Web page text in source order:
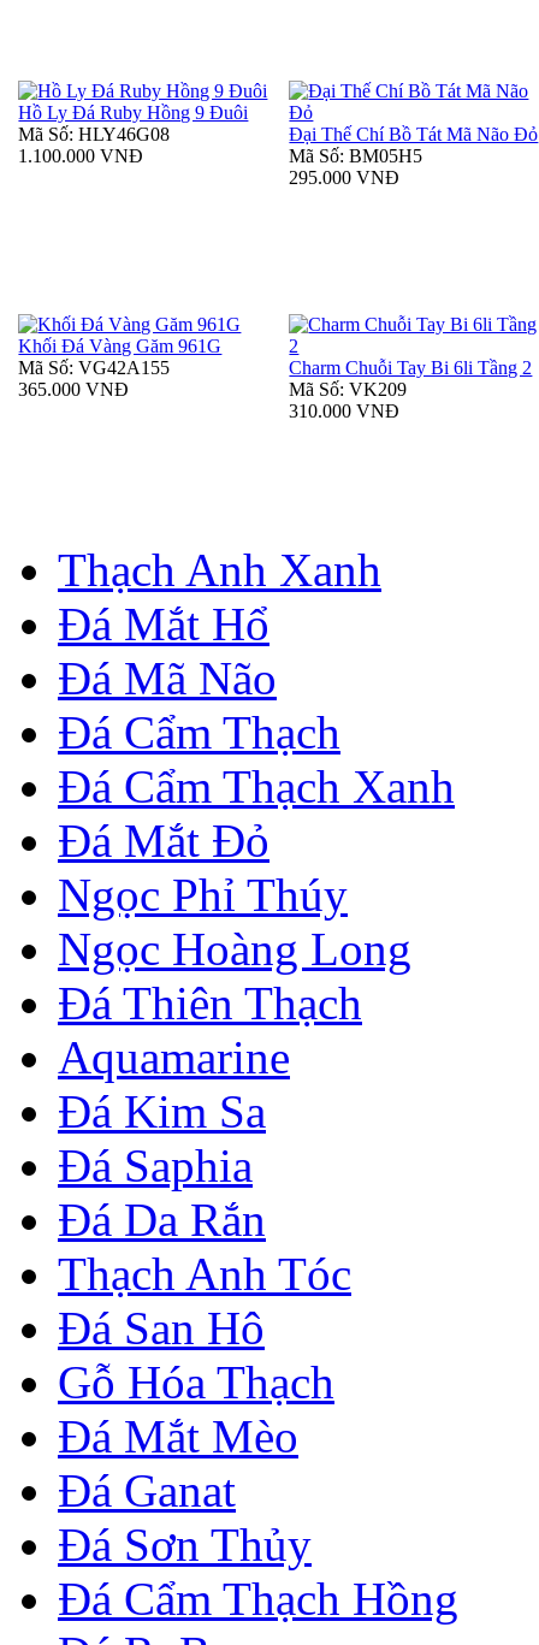
Hồ Ly Đá Ruby Hồng 9 Đuôi
Mã Số: HLY46G08
1.100.000 VNĐ
Đại Thế Chí Bồ Tát Mã Não Đỏ
Mã Số: BM05H5
295.000 VNĐ
Khối Đá Vàng Găm 961G
Mã Số: VG42A155
365.000 VNĐ
Charm Chuỗi Tay Bi 6li Tầng 2
Mã Số: VK209
310.000 VNĐ
Thạch Anh Xanh
Đá Mắt Hổ
Đá Mã Não
Đá Cẩm Thạch
Đá Cẩm Thạch Xanh
Đá Mắt Đỏ
Ngọc Phỉ Thúy
Ngọc Hoàng Long
Đá Thiên Thạch
Aquamarine
Đá Kim Sa
Đá Saphia
Đá Da Rắn
Thạch Anh Tóc
Đá San Hô
Gỗ Hóa Thạch
Đá Mắt Mèo
Đá Ganat
Đá Sơn Thủy
Đá Cẩm Thạch Hồng